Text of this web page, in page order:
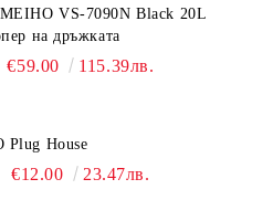
VS-7090N Black 20L
на дръжката
€59.00 115.39лв.
Plug House
€12.00 23.47лв.